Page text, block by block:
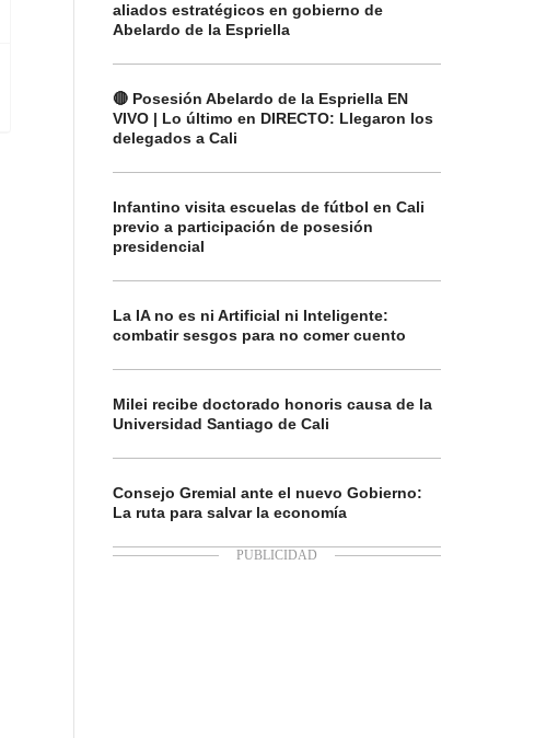
aliados estratégicos en gobierno de
Abelardo de la Espriella
🔴 Posesión Abelardo de la Espriella EN
VIVO | Lo último en DIRECTO: Llegaron los
delegados a Cali
Infantino visita escuelas de fútbol en Cali
previo a participación de posesión
presidencial
La IA no es ni Artificial ni Inteligente:
combatir sesgos para no comer cuento
Milei recibe doctorado honoris causa de la
Universidad Santiago de Cali
Consejo Gremial ante el nuevo Gobierno:
La ruta para salvar la economía